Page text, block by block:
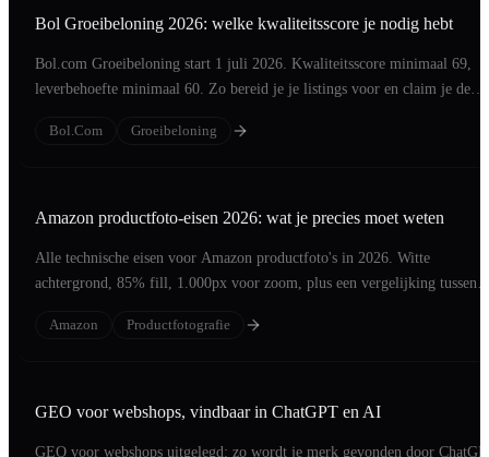
Bol Groeibeloning 2026: welke kwaliteitsscore je nodig hebt
Bol.com Groeibeloning start 1 juli 2026. Kwaliteitsscore minimaal 69,
leverbehoefte minimaal 60. Zo bereid je je listings voor en claim je de
Bol.com
Groeibeloning
Amazon productfoto-eisen 2026: wat je precies moet weten
Alle technische eisen voor Amazon productfoto's in 2026. Witte
achtergrond, 85% fill, 1.000px voor zoom, plus een vergelijking tussen
Amazon
Productfotografie
GEO voor webshops, vindbaar in ChatGPT en AI
GEO voor webshops uitgelegd: zo wordt je merk gevonden door